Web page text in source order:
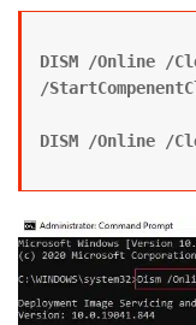
DISM /Online /
/
DISM /Online /